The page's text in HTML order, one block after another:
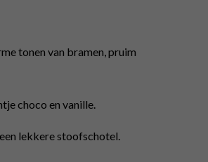
tonen van bramen, pruim
choco en vanille.
lekkere stoofschotel.